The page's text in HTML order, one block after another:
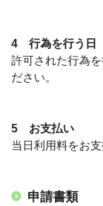
4 行為を行う日
許可された行為
ださい。
5 お支払い
当日利用料をお支
申請書類